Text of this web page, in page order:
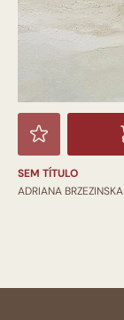
SEM TÍTULO
ADRIANA BRZEZINSKA